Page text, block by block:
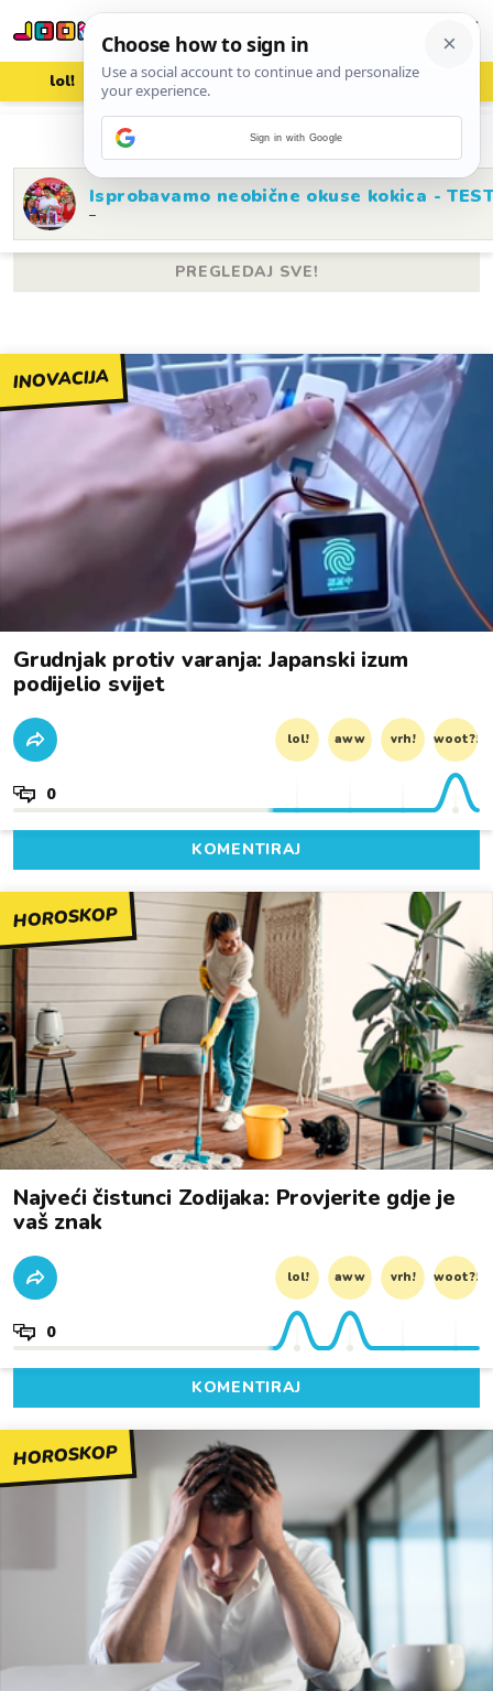
lol! aww vrh! woot?!
SNIMI OVO
Isprobavamo neobične okuse kokica - TEST
–
PREGLEDAJ SVE!
INOVACIJA
Grudnjak protiv varanja: Japanski izum
podijelio svijet
lol! aww vrh! woot?!
0
KOMENTIRAJ
HOROSKOP
Najveći čistunci Zodijaka: Provjerite gdje je
vaš znak
lol! aww vrh! woot?!
0
KOMENTIRAJ
HOROSKOP
Sign in with Google